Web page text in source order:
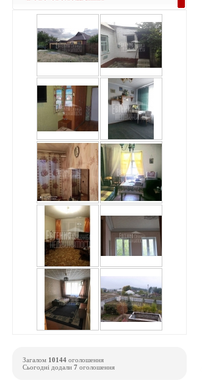
Загалом 10144 оголошення
Сьогодні додали 7 оголошення